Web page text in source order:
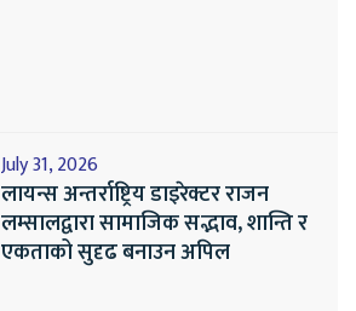
July 31, 2026
लायन्स अन्तर्राष्ट्रिय डाइरेक्टर राजन
लम्सालद्वारा सामाजिक सद्भाव, शान्ति र
एकताको सुदृढ बनाउन अपिल